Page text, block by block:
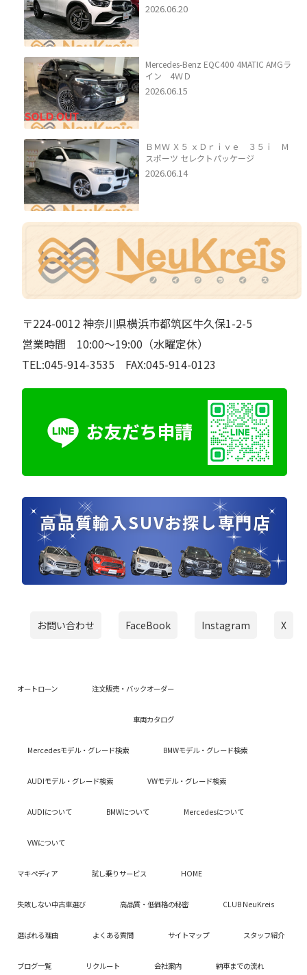
2026.06.20
Mercedes-Benz EQC400 4MATIC AMGラ
イン 4ＷＤ
2026.06.15
ＢＭＷ Ｘ５ ｘＤｒｉｖｅ ３５ｉ Ｍ
スポーツ セレクトパッケージ
2026.06.14
〒224-0012 神奈川県横浜市都筑区牛久保1-2-5
営業時間 10:00～19:00（水曜定休）
TEL:045-914-3535 FAX:045-914-0123
お問い合わせ FaceBook Instagram X
オートローン 注文販売・バックオーダー
車両カタログ
Mercedesモデル・グレード検索 BMWモデル・グレード検索
AUDIモデル・グレード検索 VWモデル・グレード検索
AUDIについて BMWについて Mercedesについて
VWについて
マキペディア 試し乗りサービス HOME
失敗しない中古車選び 高品質・低価格の秘密 CLUB NeuKreis
選ばれる理由 よくある質問 サイトマップ スタッフ紹介
ブログ一覧 リクルート 会社案内 納車までの流れ